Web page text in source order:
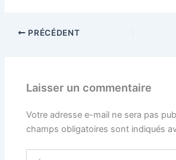
PRÉCÉDENT
Laisser un commentaire
Votre adresse e-mail ne sera pas
champs obligatoires sont indiqués